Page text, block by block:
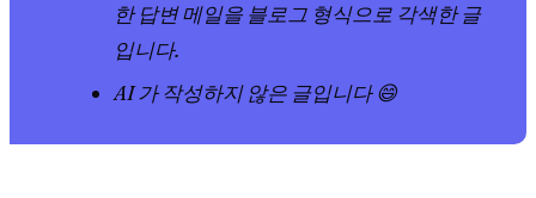
System
한 답변 메일을 블로그 형식으로 각색한 글
입니다.
AI 가 작성하지 않은 글입니다 😄